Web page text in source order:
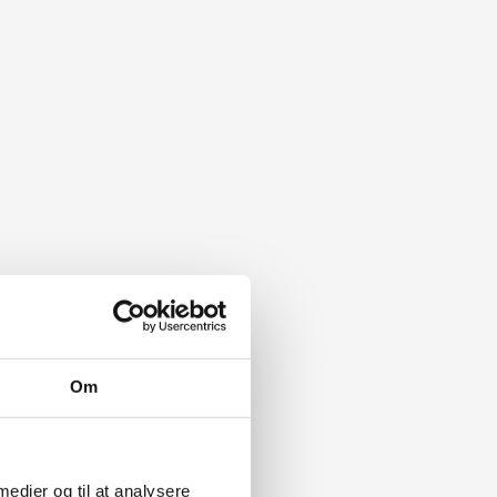
Om
og til at analysere